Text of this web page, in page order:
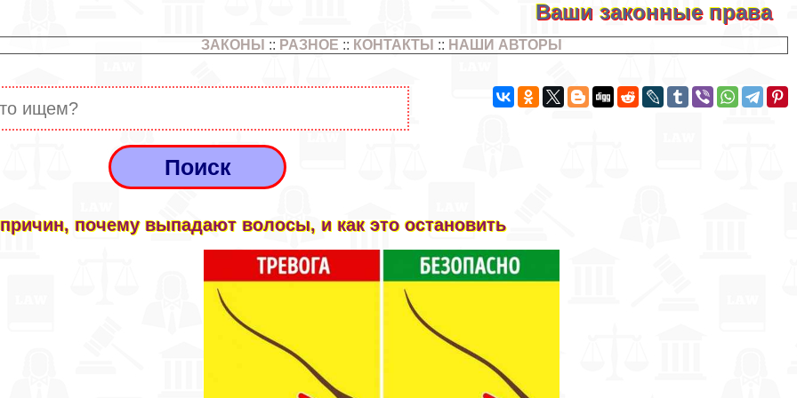
Ваши законные права
ЗАКОНЫ :: РАЗНОЕ :: КОНТАКТЫ :: НАШИ АВТОРЫ
почему выпадают волосы, и как это остановить